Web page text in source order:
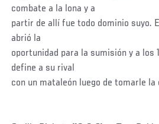
combate a la lona y a
partir de allí fue todo dominio suyo.
abrió la
oportunidad para la sumisión y a los
define a su rival
con un mataleón luego de tomarle la